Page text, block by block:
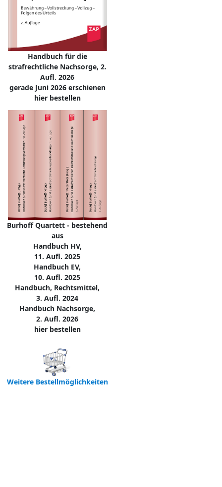
Handbuch für die
strafrechtliche Nachsorge, 2.
Aufl. 2026
gerade Juni 2026 erschienen
hier bestellen
Burhoff Quartett - bestehend
aus
Handbuch HV,
11. Aufl. 2025
Handbuch EV,
10. Aufl. 2025
Handbuch, Rechtsmittel,
3. Aufl. 2024
Handbuch Nachsorge,
2. Aufl. 2026
hier bestellen
Weitere Bestellmöglichkeiten